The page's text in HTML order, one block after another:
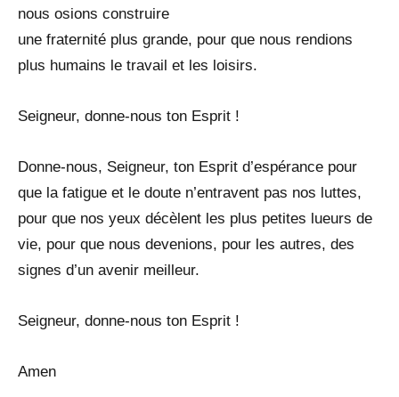
nous osions construire
une fraternité plus grande, pour que nous rendions
plus humains le travail et les loisirs.
Seigneur, donne-nous ton Esprit !
Donne-nous, Seigneur, ton Esprit d’espérance pour
que la fatigue et le doute n’entravent pas nos luttes,
pour que nos yeux décèlent les plus petites lueurs de
vie, pour que nous devenions, pour les autres, des
signes d’un avenir meilleur.
Seigneur, donne-nous ton Esprit !
Amen